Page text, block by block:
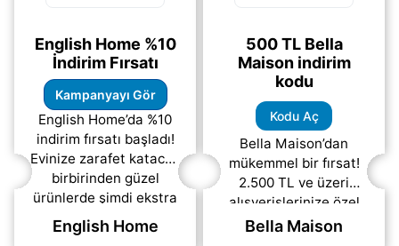
English Home %10
İndirim Fırsatı
Kampanyayı Gör
English Home’da %10
indirim fırsatı başladı!
Evinize zarafet katacak
birbirinden güzel
ürünlerde şimdi ekstra
indirim zamanı. English
Home internet
English Home
500 TL Bella
Maison indirim
kodu
Kodu Aç
Bella Maison’dan
mükemmel bir fırsat!
2.500 TL ve üzeri
alışverişlerinize özel
500 TL indirim kodu
Bella Maison